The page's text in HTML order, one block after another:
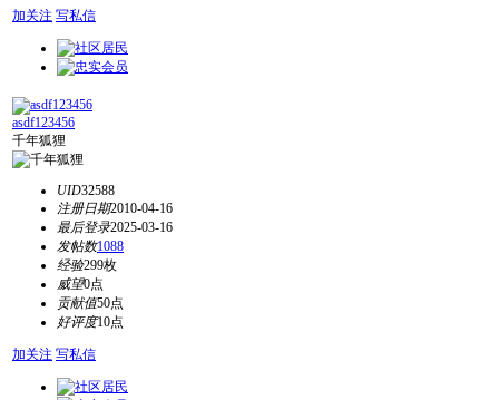
加关注 写私信
asdf123456
千年狐狸
UID32588
注册日期2010-04-16
最后登录2025-03-16
发帖数1088
经验299枚
威望0点
贡献值50点
好评度10点
加关注 写私信